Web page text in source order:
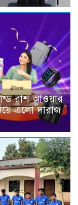
রাশ আওয়ার
এলো দারাজ